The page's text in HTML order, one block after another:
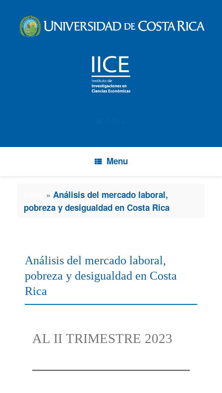
Menu
» Análisis del mercado laboral,
pobreza y desigualdad en Costa Rica
Análisis del mercado laboral,
pobreza y desigualdad en Costa
Rica
AL II TRIMESTRE 2023